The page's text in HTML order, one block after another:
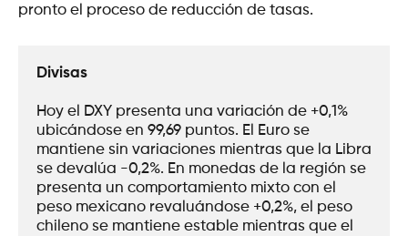
pronto el proceso de reducción de tasas.
Divisas
Hoy el DXY presenta una variación de +0,1%
ubicándose en 99,69 puntos. El Euro se
mantiene sin variaciones mientras que la Libra
se devalúa -0,2%. En monedas de la región se
presenta un comportamiento mixto con el
peso mexicano revaluándose +0,2%, el peso
chileno se mantiene estable mientras que el